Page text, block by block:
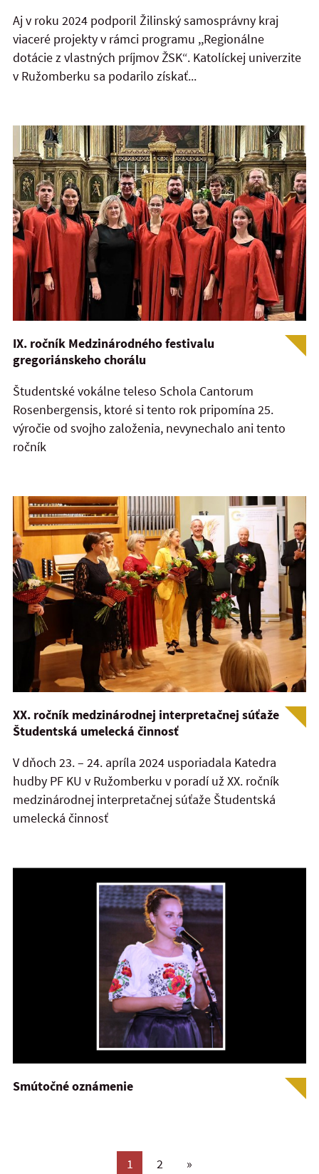
Aj v roku 2024 podporil Žilinský samosprávny kraj
viaceré projekty v rámci programu ,,Regionálne
dotácie z vlastných príjmov ŽSK“. Katolíckej univerzite
v Ružomberku sa podarilo získať...
IX. ročník Medzinárodného festivalu
gregoriánskeho chorálu
Študentské vokálne teleso Schola Cantorum
Rosenbergensis, ktoré si tento rok pripomína 25.
výročie od svojho založenia, nevynechalo ani tento
ročník
XX. ročník medzinárodnej interpretačnej súťaže
Študentská umelecká činnosť
V dňoch 23. – 24. apríla 2024 usporiadala Katedra
hudby PF KU v Ružomberku v poradí už XX. ročník
medzinárodnej interpretačnej súťaže Študentská
umelecká činnosť
Smútočné oznámenie
»
1 2